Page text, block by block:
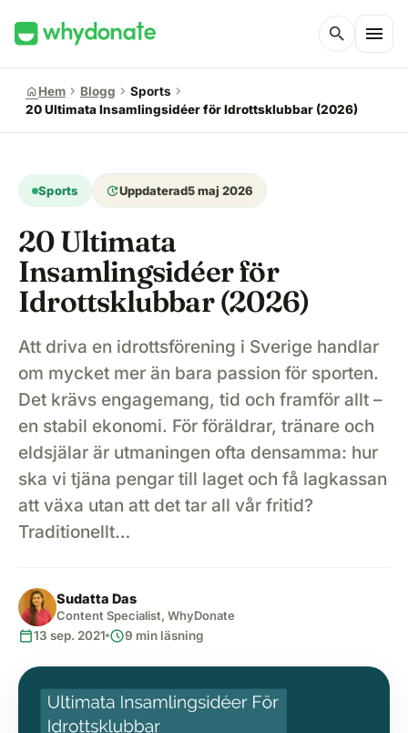
search menu
homeHem chevron_right Blogg chevron_right Sports chevron_right
20 Ultimata Insamlingsidéer för Idrottsklubbar (2026)
Sports updateUppdaterad5 maj 2026
20 Ultimata
Insamlingsidéer för
Idrottsklubbar (2026)
Att driva en idrottsförening i Sverige handlar
om mycket mer än bara passion för sporten.
Det krävs engagemang, tid och framför allt –
en stabil ekonomi. För föräldrar, tränare och
eldsjälar är utmaningen ofta densamma: hur
ska vi tjäna pengar till laget och få lagkassan
att växa utan att det tar all vår fritid?
Traditionellt…
Sudatta Das
Content Specialist, WhyDonate
calendar_today13 sep. 2021 schedule9 min läsning